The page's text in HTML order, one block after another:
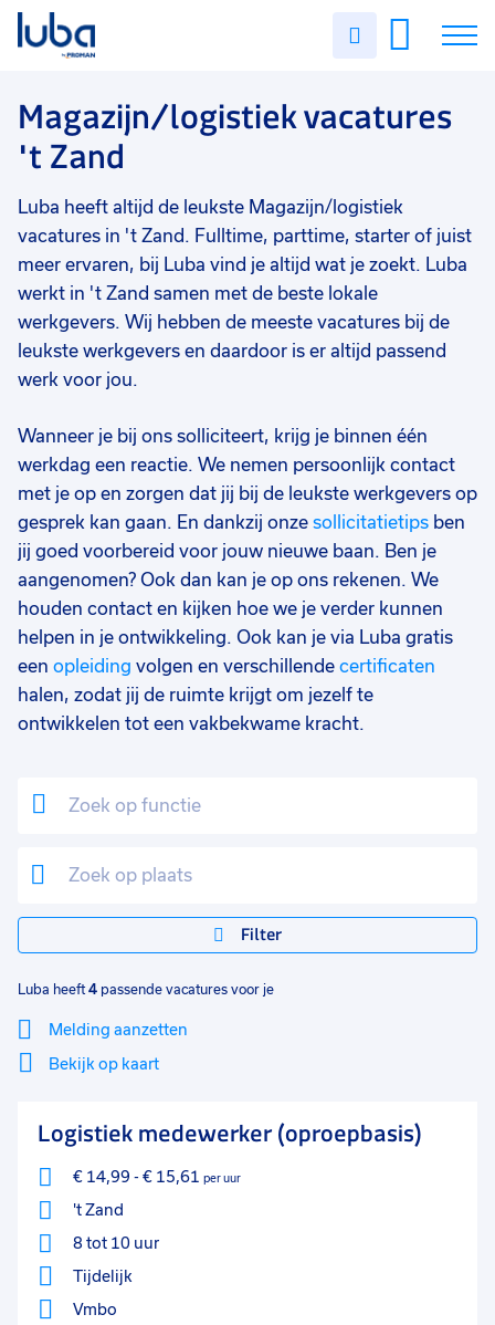
Uren
Vacatures
Over ons
Voor werkgevers
Contact
Magazijn/logistiek vacatures
't Zand
Luba heeft altijd de leukste Magazijn/logistiek
vacatures in 't Zand. Fulltime, parttime, starter of juist
meer ervaren, bij Luba vind je altijd wat je zoekt. Luba
werkt in 't Zand samen met de beste lokale
werkgevers. Wij hebben de meeste vacatures bij de
leukste werkgevers en daardoor is er altijd passend
werk voor jou.
Wanneer je bij ons solliciteert, krijg je binnen één
werkdag een reactie. We nemen persoonlijk contact
met je op en zorgen dat jij bij de leukste werkgevers op
gesprek kan gaan. En dankzij onze sollicitatietips ben
jij goed voorbereid voor jouw nieuwe baan. Ben je
aangenomen? Ook dan kan je op ons rekenen. We
houden contact en kijken hoe we je verder kunnen
helpen in je ontwikkeling. Ook kan je via Luba gratis
een opleiding volgen en verschillende certificaten
halen, zodat jij de ruimte krijgt om jezelf te
ontwikkelen tot een vakbekwame kracht.
Filter
Filter vacatures
Vakgebied 0
Magazijn/logistiek
Opleidingsniveau
Vmbo
Soort contract 0
Tijdelijk 3
Detacheren 2
37 - 40+ uur 3
9 - 16 uur 1
0 - 8 uur 1
Luba heeft 4 passende vacatures voor je
Melding aanzetten
Bekijk op kaart
Filter
Sluiten
Logistiek medewerker (oproepbasis)
€ 14,99 - € 15,61 per uur
't Zand
8 tot 10 uur
Tijdelijk
Vmbo